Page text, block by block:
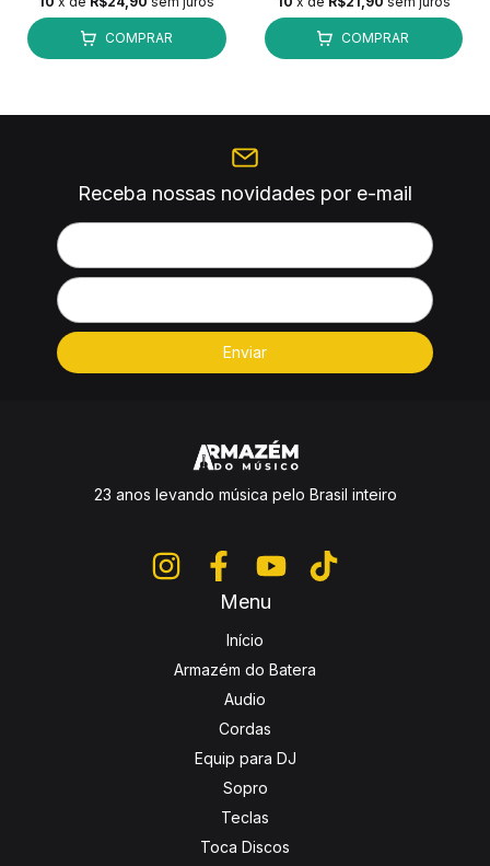
COMPRAR COMPRAR
Receba nossas novidades por e-mail
23 anos levando música pelo Brasil inteiro
Menu
Início
Armazém do Batera
Audio
Cordas
Equip para DJ
Sopro
Teclas
Toca Discos